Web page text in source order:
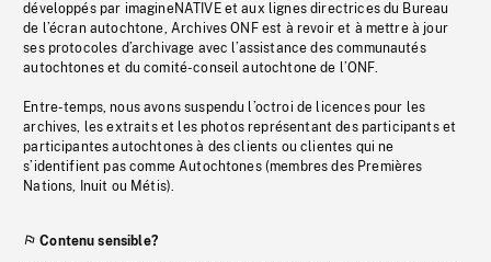
développés par imagineNATIVE et aux lignes directrices du Bureau
de l’écran autochtone, Archives ONF est à revoir et à mettre à jour
ses protocoles d’archivage avec l’assistance des communautés
autochtones et du comité-conseil autochtone de l’ONF.
Entre-temps, nous avons suspendu l’octroi de licences pour les
archives, les extraits et les photos représentant des participants et
participantes autochtones à des clients ou clientes qui ne
s’identifient pas comme Autochtones (membres des Premières
Nations, Inuit ou Métis).
Contenu sensible?